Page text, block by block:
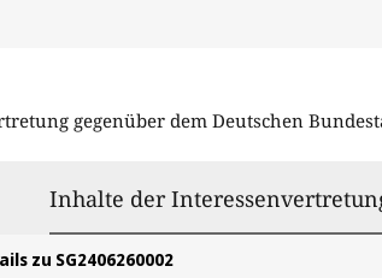
gegenüber dem Deutschen
Inhalte der
zu SG2406260002